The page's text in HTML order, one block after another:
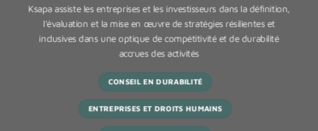
Ksapa assiste les entreprises et les investisseurs dans la définition,
l’évaluation et la mise en œuvre de stratégies résilientes et
inclusives dans une optique de compétitivité et de durabilité
accrues des activités
CONSEIL EN DURABILITÉ
ENTREPRISES ET DROITS HUMAINS